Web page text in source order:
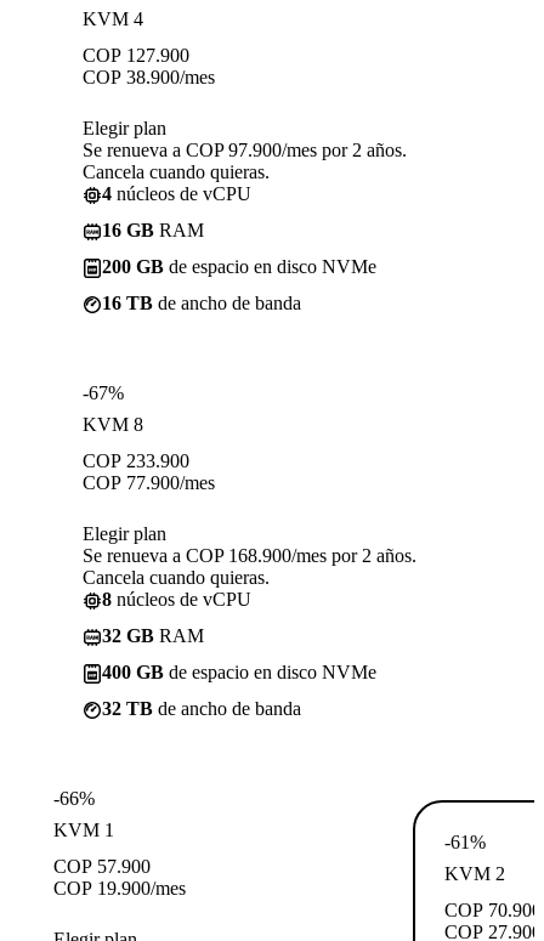
KVM 4
COP 127.900
COP 38.900/mes
Elegir plan
Se renueva a COP 97.900/mes por 2 años.
Cancela cuando quieras.
4 núcleos de vCPU
16 GB RAM
200 GB de espacio en disco NVMe
16 TB de ancho de banda
-67%
KVM 8
COP 233.900
COP 77.900/mes
Elegir plan
Se renueva a COP 168.900/mes por 2 años.
Cancela cuando quieras.
8 núcleos de vCPU
32 GB RAM
400 GB de espacio en disco NVMe
32 TB de ancho de banda
-66%
KVM 1
COP 57.900
COP 19.900/mes
-61%
KVM 2
COP 70.900
COP 27.900